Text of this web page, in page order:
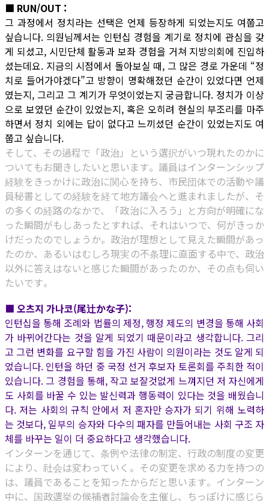
■ RUN/OUT :
그 과정에서 정치라는 선택은 언제 등장하게 되었는지도 여쭙고
싶습니다. 의원님께서는 인턴십 경험을 계기로 정치에 관심을 갖
게 되셨고, 시민단체 활동과 보좌 경험을 거쳐 지방의회에 진입하
셨는데요. 지금의 시점에서 돌아보실 때, 그 많은 경로 가운데 “정
치로 들어가야겠다”고 방향이 명확해졌던 순간이 있었다면 언제
였는지, 그리고 그 계기가 무엇이었는지 궁금합니다. 정치가 이상
으로 보였던 순간이 있었는지, 혹은 오히려 현실의 부조리를 마주
하면서 정치 외에는 답이 없다고 느끼셨던 순간이 있었는지도 여
쭙고 싶습니다.
そして、その過程で「政治」という選択がいつ現れたのかに
ついてもお聞きしたいと思います。議員はインターンシップ
経験をきっかけに政治に関心を持ち、市民団体での活動や議
員秘書としての経験を経て地方議会へと進まれましたが、そ
の多くの経路のなかで、「政治に入ろう」と方向が明確にな
った瞬間がもしあったとすれば、それはいつで、何がきっか
けだったのでしょうか。政治が理想として見えた瞬間があっ
たのか、あるいはむしろ現実の不条理に直面する中で、政治
以外に答えはないと感じた瞬間があったのか、その点も伺い
たいです。
■ 오츠지 가나코(尾辻かな子):
인턴십을 통해 조례와 법률의 제정, 행정 제도의 변경을 통해 사회
가 바뀌어간다는 것을 알게 되었기 때문이라고 생각합니다. 그리
고 그런 변화를 요구할 힘을 가진 사람이 의원이라는 것도 알게 되
었습니다. 인턴을 하던 중 국정 선거 후보자 토론회를 주최한 적이
있습니다. 그 경험을 통해, 작고 보잘것없게 느껴지던 저 자신에게
도 사회를 바꿀 수 있는 발신력과 행동력이 있다는 것을 배웠습니
다. 저는 사회의 규칙 안에서 저 혼자만 승자가 되기 위해 노력하
는 것보다, 일부의 승자와 다수의 패자를 만들어내는 사회 구조 자
체를 바꾸는 일이 더 중요하다고 생각했습니다.
インターンを通じて、条例や法律の制定、行政の制度の変更
により、社会は変わっていく。その変更を求める力を持つの
は、議員であることを知ったからだと思います。インターン
中に、国政選挙の候補者討論会を主催し、ちっぽけに感じら